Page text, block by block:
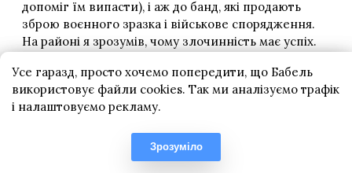
Усе гаразд, просто хочемо попередити, що Бабель
використовує файли cookies. Так ми аналізуємо трафік
і налаштовуємо рекламу.
Зрозуміло